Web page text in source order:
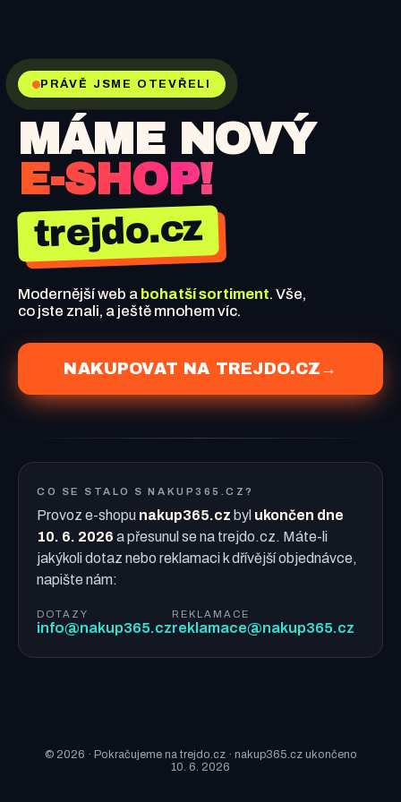
PRÁVĚ JSME OTEVŘELI
MÁME NOVÝ
E-SHOP!
trejdo.cz
Modernější web a bohatší sortiment. Vše,
co jste znali, a ještě mnohem víc.
NAKUPOVAT NA TREJDO.CZ →
CO SE STALO S NAKUP365.CZ?
Provoz e-shopu nakup365.cz byl ukončen dne
10. 6. 2026 a přesunul se na trejdo.cz. Máte-li
jakýkoli dotaz nebo reklamaci k dřívější objednávce,
napište nám:
DOTAZY
info@nakup365.cz
REKLAMACE
reklamace@nakup365.cz
© 2026 · Pokračujeme na trejdo.cz · nakup365.cz ukončeno
10. 6. 2026